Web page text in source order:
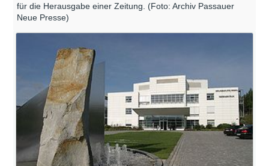
für die Herausgabe einer Zeitung. (Foto: Archiv Passauer
Neue Presse)